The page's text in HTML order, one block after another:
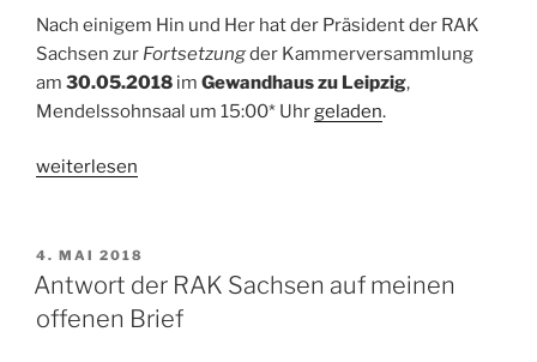
Nach einigem Hin und Her hat der Präsident der RAK
Sachsen zur Fortsetzungder Kammerversammlung
am 30.05.2018 im Gewandhaus zu Leipzig,
Mendelssohnsaal um 15:00* Uhr geladen.
„Die
Unvollendeten“
weiterlesen
VERÖFFENTLICHT
AM
4. MAI 2018
Antwort der RAK Sachsen auf meinen
offenen Brief